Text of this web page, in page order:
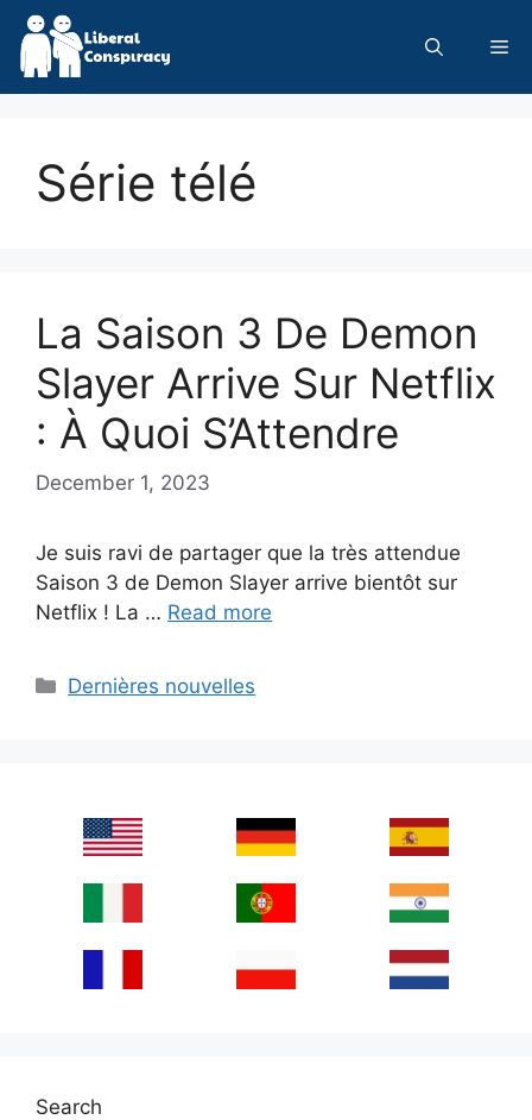
Skip
content
Série télé
La Saison 3 De Demon
Slayer Arrive Sur Netflix
: À Quoi S’Attendre
December 1, 2023
Je suis ravi de partager que la très attendue
Saison 3 de Demon Slayer arrive bientôt sur
Netflix ! La … Read more
Categories
Dernières nouvelles
Search